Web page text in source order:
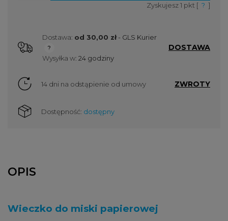
Zyskujesz1 pkt [ ? ]
Dostawa: od 30,00 zł - GLS Kurier
Cena nie zawiera ewentualnych kosztów płatności
Wysyłka w: 24 godziny
DOSTAWA
14 dni na odstąpienie od umowy ZWROTY
Dostępność: dostępny
OPIS
Wieczko do miski papierowej